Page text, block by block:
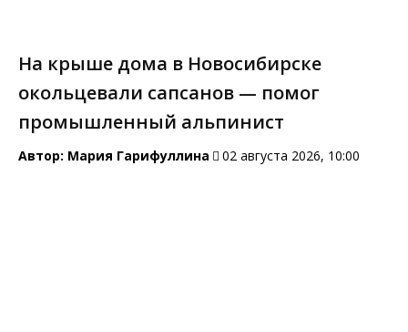
На крыше дома в Новосибирске
окольцевали сапсанов — помог
промышленный альпинист
Автор: Мария Гарифуллина 02 августа 2026, 10:00